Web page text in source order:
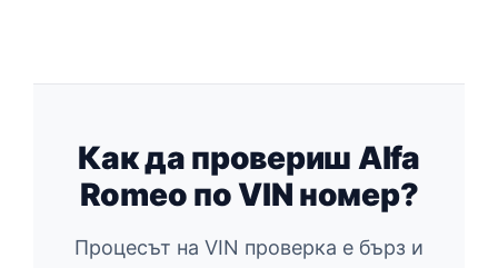
Как да провериш Alfa
Romeo по VIN номер?
Процесът на VIN проверка е бърз и